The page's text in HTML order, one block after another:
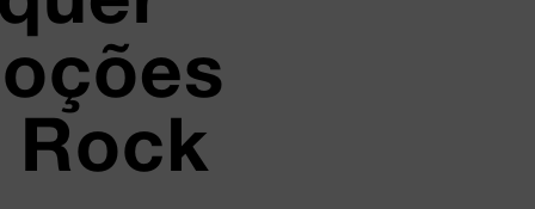
Rock